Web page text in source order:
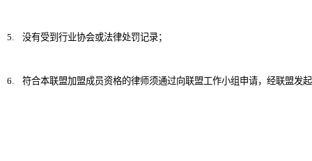
5. 没有受到行业协会或法律处罚记录；
6. 符合本联盟加盟成员资格的律师须通过向联盟工作小组申请，经联盟发